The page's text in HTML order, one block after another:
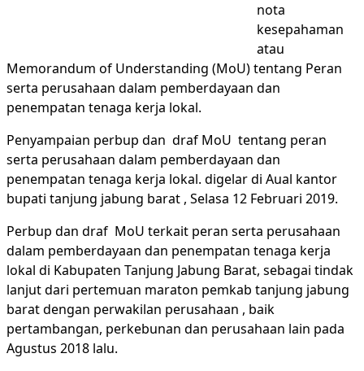
nota
kesepahaman
atau
Memorandum of Understanding (MoU) tentang Peran
serta perusahaan dalam pemberdayaan dan
penempatan tenaga kerja lokal.
Penyampaian perbup dan draf MoU tentang peran
serta perusahaan dalam pemberdayaan dan
penempatan tenaga kerja lokal. digelar di Aual kantor
bupati tanjung jabung barat , Selasa 12 Februari 2019.
Perbup dan draf MoU terkait peran serta perusahaan
dalam pemberdayaan dan penempatan tenaga kerja
lokal di Kabupaten Tanjung Jabung Barat, sebagai tindak
lanjut dari pertemuan maraton pemkab tanjung jabung
barat dengan perwakilan perusahaan , baik
pertambangan, perkebunan dan perusahaan lain pada
Agustus 2018 lalu.